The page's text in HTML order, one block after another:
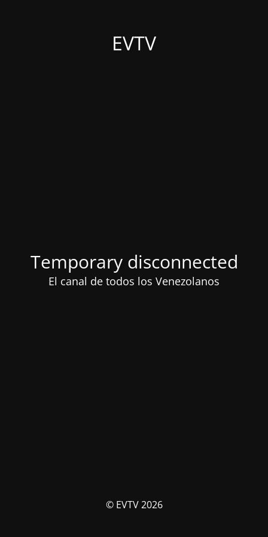
EVTV
Temporary disconnected
El canal de todos los Venezolanos
© EVTV 2026